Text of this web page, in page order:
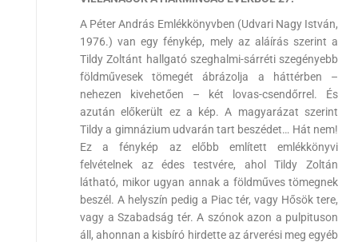
A Péter András Emlékkönyvben (Udvari Nagy István,
1976.) van egy fénykép, mely az aláírás szerint a
Tildy Zoltánt hallgató szeghalmi-sárréti szegényebb
földművesek tömegét ábrázolja a háttérben –
nehezen kivehetően – két lovas-csendőrrel. És
azután előkerült ez a kép. A magyarázat szerint
Tildy a gimnázium udvarán tart beszédet… Hát nem!
Ez a fénykép az előbb említett emlékkönyvi
felvételnek az édes testvére, ahol Tildy Zoltán
látható, mikor ugyan annak a földműves tömegnek
beszél. A helyszín pedig a Piac tér, vagy Hősök tere,
vagy a Szabadság tér. A szónok azon a pulpituson
áll, ahonnan a kisbíró hirdette az árverési meg egyéb